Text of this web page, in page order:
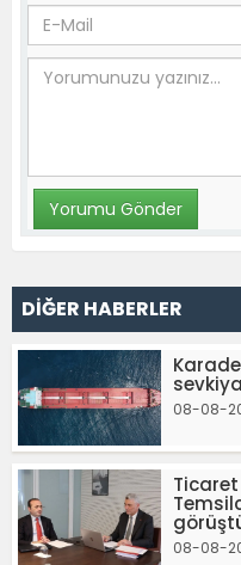
DİĞER HABERLER
08-08-
Ticaret
08-08-